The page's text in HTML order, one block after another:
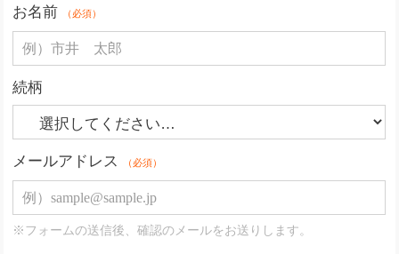
お名前
（必須）
続柄
メールアドレス （必須）
※フォームの送信後、確認のメールをお送りします。